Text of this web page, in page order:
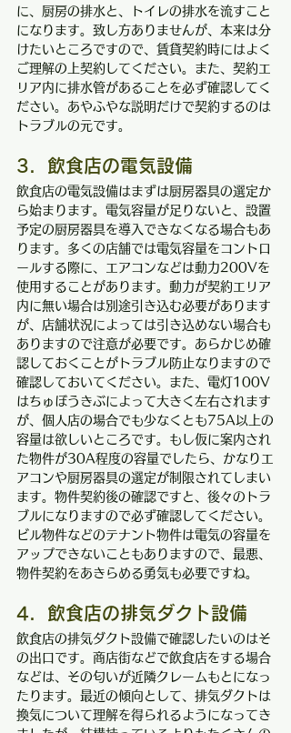
に、厨房の排水と、トイレの排水を流すこと
になります。致し方ありませんが、本来は分
けたいところですので、賃貸契約時にはよく
ご理解の上契約してください。また、契約エ
リア内に排水管があることを必ず確認してく
ださい。あやふやな説明だけで契約するのは
トラブルの元です。
3．飲食店の電気設備
飲食店の電気設備はまずは厨房器具の選定か
ら始まります。電気容量が足りないと、設置
予定の厨房器具を導入できなくなる場合もあ
ります。多くの店舗では電気容量をコントロ
ールする際に、エアコンなどは動力200Vを
使用することがあります。動力が契約エリア
内に無い場合は別途引き込む必要があります
が、店舗状況によっては引き込めない場合も
ありますので注意が必要です。あらかじめ確
認しておくことがトラブル防止なりますので
確認しておいてください。また、電灯100V
はちゅぼうきぶによって大きく左右されます
が、個人店の場合でも少なくとも75A以上の
容量は欲しいところです。もし仮に案内され
た物件が30A程度の容量でしたら、かなりエ
アコンや厨房器具の選定が制限されてしまい
ます。物件契約後の確認ですと、後々のトラ
ブルになりますので必ず確認してください。
ビル物件などのテナント物件は電気の容量を
アップできないこともありますので、最悪、
物件契約をあきらめる勇気も必要ですね。
4．飲食店の排気ダクト設備
飲食店の排気ダクト設備で確認したいのはそ
の出口です。商店街などで飲食店をする場合
などは、その匂いが近隣クレームもとになっ
たります。最近の傾向として、排気ダクトは
換気について理解を得られるようになってき